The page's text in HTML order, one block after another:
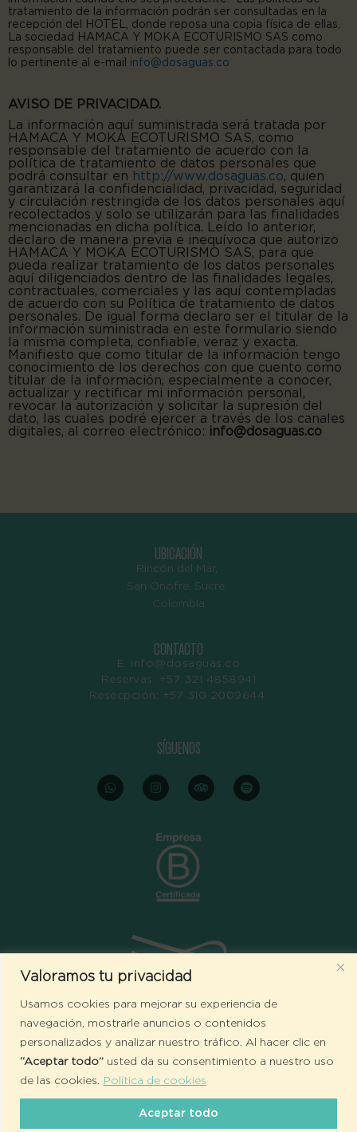
Valoramos tu privacidad
Usamos cookies para mejorar su experiencia de
navegación, mostrarle anuncios o contenidos
personalizados y analizar nuestro tráfico. Al hacer clic en
“Aceptar todo” usted da su consentimiento a nuestro uso
de las cookies. Política de cookies
Aceptar todo
tratamiento de la información podrán ser consultadas en la
recepción del HOTEL, donde reposa una copia física de ellas.
La sociedad HAMACA Y MOKA ECOTURISMO SAS como
responsable del tratamiento puede ser contactada para todo
lo pertinente al e-mail info@dosaguas.co
AVISO DE PRIVACIDAD.
La información aquí suministrada será tratada por
HAMACA Y MOKA ECOTURISMO SAS, como
responsable del tratamiento de acuerdo con la
política de tratamiento de datos personales que
podrá consultar en http://www.dosaguas.co, quien
garantizará la confidencialidad, privacidad, seguridad
y circulación restringida de los datos personales aquí
recolectados y solo se utilizarán para las finalidades
mencionadas en dicha política. Leído lo anterior,
declaro de manera previa e inequívoca que autorizo
HAMACA Y MOKA ECOTURISMO SAS, para que
pueda realizar tratamiento de los datos personales
aquí diligenciados dentro de las finalidades legales,
contractuales, comerciales y las aquí contempladas
de acuerdo con su Política de tratamiento de datos
personales. De igual forma declaro ser el titular de la
información suministrada en este formulario siendo
la misma completa, confiable, veraz y exacta.
Manifiesto que como titular de la información tengo
conocimiento de los derechos con que cuento como
titular de la información, especialmente a conocer,
actualizar y rectificar mi información personal,
revocar la autorización y solicitar la supresión del
dato, las cuales podré ejercer a través de los canales
digitales, al correo electrónico: info@dosaguas.co
UBICACIÓN
Rincón del Mar,
San Onofre, Sucre,
Colombia
CONTACTO
E. info@dosaguas.co
Reservas: +57 321 4858941
Resecpción: +57 310 2009644
SÍGUENOS
WhatsappInstagramTripadvisorSpotify
Todos los derechos reservados ©HOTEL DOS AGUAS |
y Condiciones|Preguntas Frecuentes